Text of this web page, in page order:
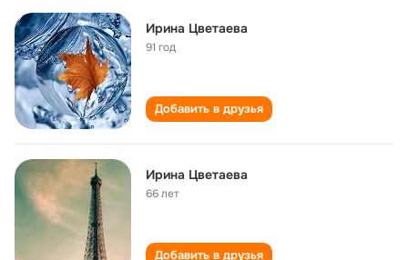
Ирина Цветаева
91 год
Добавить в друзья
Ирина Цветаева
66 лет
Добавить в друзья